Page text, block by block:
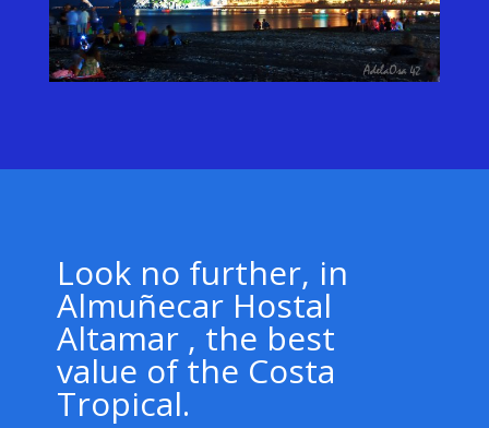
Look no further, in
Almuñecar Hostal
Altamar , the best
value of the Costa
Tropical.